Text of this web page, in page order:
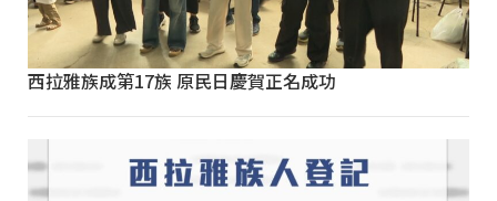
西拉雅族成第17族 原民日慶賀正名成功